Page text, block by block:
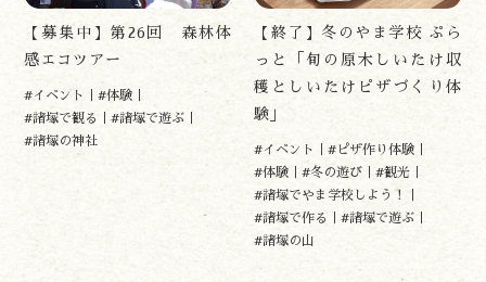
【募集中】第26回 森林体
感エコツアー
#イベント
#体験
#諸塚で観る
#諸塚で遊ぶ
#諸塚の神社
【終了】冬のやま学校 ぷら
っと「旬の原木しいたけ収
穫としいたけピザづくり体
験」
#イベント
#ピザ作り体験
#体験
#冬の遊び
#観光
#諸塚でやま学校しよう！
#諸塚で作る
#諸塚で遊ぶ
#諸塚の山